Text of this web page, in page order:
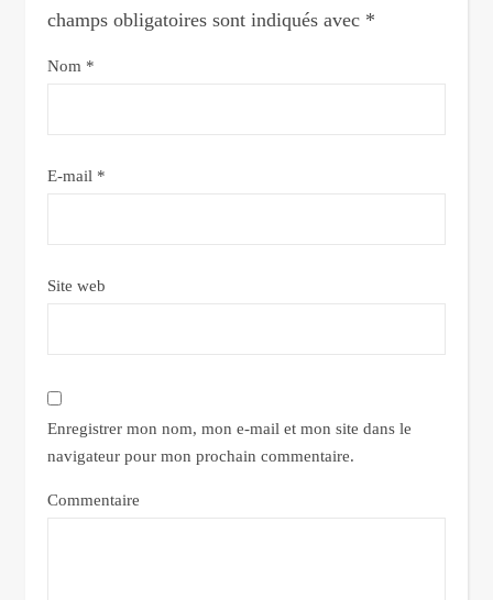
champs obligatoires sont indiqués avec *
Nom *
E-mail *
Site web
Enregistrer mon nom, mon e-mail et mon site dans le
navigateur pour mon prochain commentaire.
Commentaire